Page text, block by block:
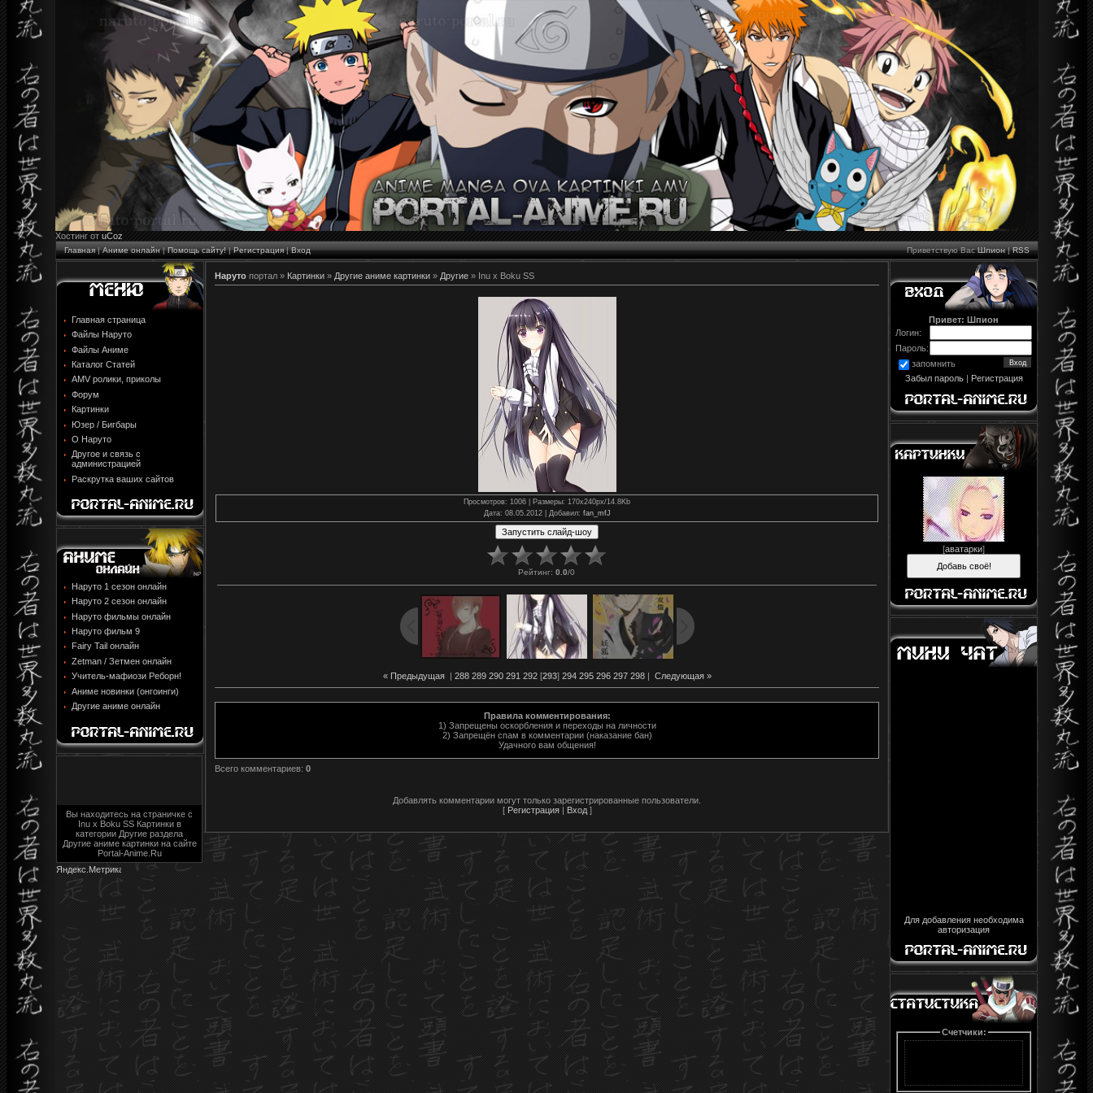
Хостинг от uCoz
Главная|Аниме онлайн|Помощь сайту!|Регистрация|Вход Приветствую Вас Шпион|RSS
Главная страница
Файлы Наруто
Файлы Аниме
Каталог Статей
AMV ролики, приколы
Форум
Картинки
Юзер / Бигбары
О Наруто
Другое и связь с
администрацией
Раскрутка ваших сайтов
Наруто 1 сезон онлайн
Наруто 2 сезон онлайн
Наруто фильмы онлайн
Наруто фильм 9
Fairy Tail онлайн
Zetman / Зетмен онлайн
Учитель-мафиози Реборн!
Аниме новинки (онгоинги)
Другие аниме онлайн
Вы находитесь на страничке с
Inu x Boku SS Картинки в
категории Другие раздела
Другие аниме картинки на сайте
Portal-Anime.Ru
Наруто портал » Картинки » Другие аниме картинки » Другие » Inu x Boku SS
Просмотров: 1006 | Размеры: 170x240px/14.8Kb
Дата: 08.05.2012 | Добавил: fan_mfJ
Рейтинг: 0.0/0
« Предыдущая| 288 289 290 291 292[293] 294 295 296 297 298| Следующая »
Правила комментирования:
1) Запрещены оскорбления и переходы на личности
2) Запрещён спам в комментарии (наказание бан)
Удачного вам общения!
Всего комментариев: 0
Добавлять комментарии могут только зарегистрированные пользователи.
[ Регистрация| Вход]
Привет: Шпион
Логин:
Пароль:
запомнить
Забыл пароль| Регистрация
[аватарки]
Для добавления необходима
авторизация
Счетчики: